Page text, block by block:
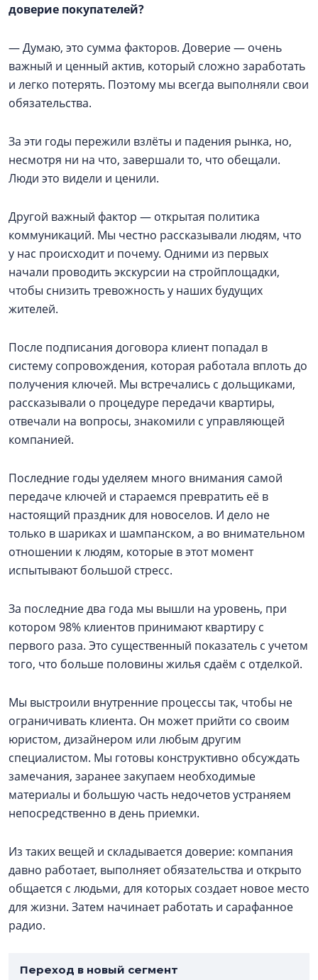
доверие покупателей?
— Думаю, это сумма факторов. Доверие — очень
важный и ценный актив, который сложно заработать
и легко потерять. Поэтому мы всегда выполняли свои
обязательства.
За эти годы пережили взлёты и падения рынка, но,
несмотря ни на что, завершали то, что обещали.
Люди это видели и ценили.
Другой важный фактор — открытая политика
коммуникаций. Мы честно рассказывали людям, что
у нас происходит и почему. Одними из первых
начали проводить экскурсии на стройплощадки,
чтобы снизить тревожность у наших будущих
жителей.
После подписания договора клиент попадал в
систему сопровождения, которая работала вплоть до
получения ключей. Мы встречались с дольщиками,
рассказывали о процедуре передачи квартиры,
отвечали на вопросы, знакомили с управляющей
компанией.
Последние годы уделяем много внимания самой
передаче ключей и стараемся превратить её в
настоящий праздник для новоселов. И дело не
только в шариках и шампанском, а во внимательном
отношении к людям, которые в этот момент
испытывают большой стресс.
За последние два года мы вышли на уровень, при
котором 98% клиентов принимают квартиру с
первого раза. Это существенный показатель с учетом
того, что больше половины жилья сдаём с отделкой.
Мы выстроили внутренние процессы так, чтобы не
ограничивать клиента. Он может прийти со своим
юристом, дизайнером или любым другим
специалистом. Мы готовы конструктивно обсуждать
замечания, заранее закупаем необходимые
материалы и большую часть недочетов устраняем
непосредственно в день приемки.
Из таких вещей и складывается доверие: компания
давно работает, выполняет обязательства и открыто
общается с людьми, для которых создает новое место
для жизни. Затем начинает работать и сарафанное
радио.
Переход в новый сегмент